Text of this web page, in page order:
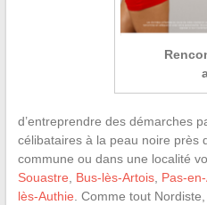
d’entreprendre des démarches
célibataires à la peau noire près
commune ou dans une localité
Souastre
Bus-lès-Artois, Pas-
lès-Authie . Comme tout